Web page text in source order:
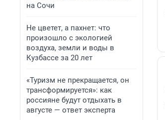
на Сочи
Не цветет, а пахнет: что
произошло с экологией
воздуха, земли и воды в
Кузбассе за 20 лет
«Туризм не прекращается, он
трансформируется»: как
россияне будут отдыхать в
августе — ответ эксперта